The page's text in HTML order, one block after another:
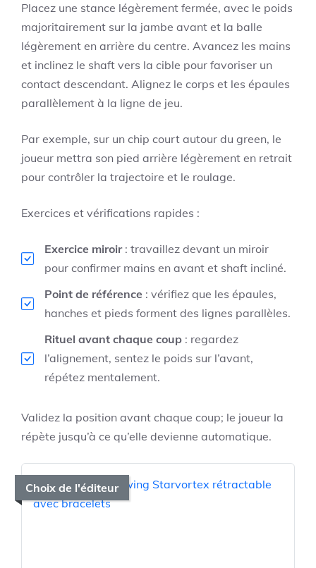
Placez une stance légèrement fermée, avec le poids
majoritairement sur la jambe avant et la balle
légèrement en arrière du centre. Avancez les mains
et inclinez le shaft vers la cible pour favoriser un
contact descendant. Alignez le corps et les épaules
parallèlement à la ligne de jeu.
Par exemple, sur un chip court autour du green, le
joueur mettra son pied arrière légèrement en retrait
pour contrôler la trajectoire et le roulage.
Exercices et vérifications rapides :
Exercice miroir: travaillez devant un miroir
pour confirmer mains en avant et shaft incliné.
Point de référence : vérifiez que les épaules,
hanches et pieds forment des lignes parallèles.
Rituel avant chaque coup : regardez
l’alignement, sentez le poids sur l’avant,
répétez mentalement.
Validez la position avant chaque coup; le joueur la
répète jusqu’à ce qu’elle devienne automatique.
Choix de l'éditeur